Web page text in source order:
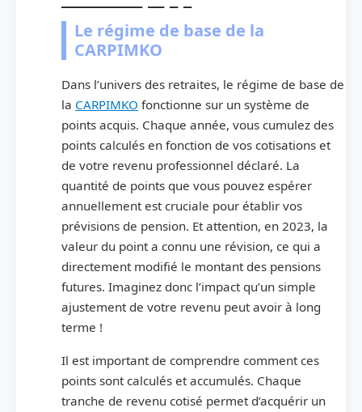
Le régime de base de la
CARPIMKO
Dans l’univers des retraites, le régime de base de
la CARPIMKO fonctionne sur un système de
points acquis. Chaque année, vous cumulez des
points calculés en fonction de vos cotisations et
de votre revenu professionnel déclaré. La
quantité de points que vous pouvez espérer
annuellement est cruciale pour établir vos
prévisions de pension. Et attention, en 2023, la
valeur du point a connu une révision, ce qui a
directement modifié le montant des pensions
futures. Imaginez donc l’impact qu’un simple
ajustement de votre revenu peut avoir à long
terme !
Il est important de comprendre comment ces
points sont calculés et accumulés. Chaque
tranche de revenu cotisé permet d’acquérir un